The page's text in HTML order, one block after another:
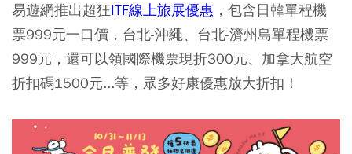
易遊網推出超狂ITF線上旅展優惠 ，包含日韓單程機
票999元一口價，台北-沖繩、台北-濟州島單程機票
999元，還可以領國際機票現折300元、加拿大航空
折扣碼1500元...等，眾多好康優惠放大折扣！